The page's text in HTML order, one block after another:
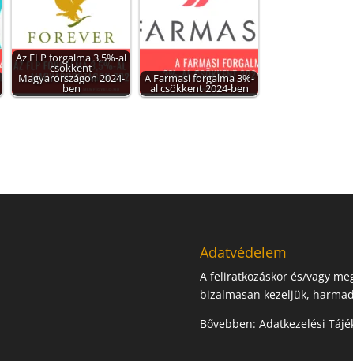
Az FLP forgalma 3,5%-al
csökkent
Magyarországon 2024-
ben
A Farmasi forgalma 3%-
al csökkent 2024-ben
Adatvédelem
A feliratkozáskor és/vagy
bizalmasan kezeljük,
Bővebben: Adatkezelési